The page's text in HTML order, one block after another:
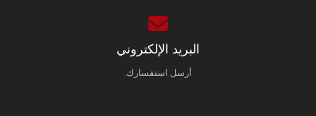
البريد الإلكتروني
أرسل استفسارك.